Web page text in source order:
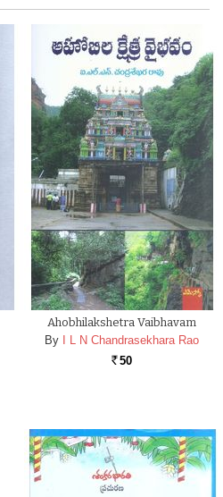
Ahobhilakshetra Vaibhavam
By
I L N Chandrasekhara Rao
Rs. 50